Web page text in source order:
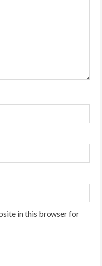
in this browser for